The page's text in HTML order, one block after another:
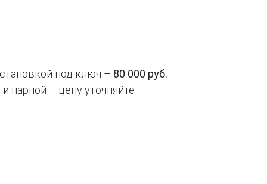
под ключ – 80 000 руб.
парной – цену уточняйте